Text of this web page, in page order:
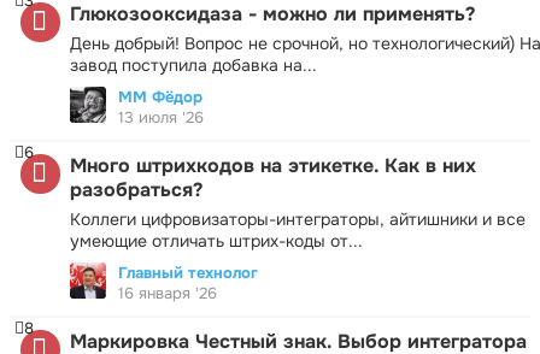
Глюкозооксидаза - можно ли применять?
День добрый! Вопрос не срочной, но технологический) На
завод поступила добавка на...
ММ Фёдор
13 июля '26
Много штрихкодов на этикетке. Как в них
разобраться?
Коллеги цифровизаторы-интеграторы, айтишники и все
умеющие отличать штрих-коды от...
6
Главный технолог
16 января '26
Маркировка Честный знак. Выбор интегратора
8